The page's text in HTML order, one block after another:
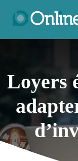
Loyers